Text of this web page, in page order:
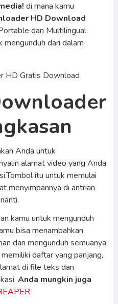
di mana kamu
HD Download
dan Multilingual.
mengunduh dari dalam
Anda untuk
alamat video yang Anda
itu untuk memulai
menyimpannya di antrian
kamu untuk mengunduh
bisa menambahkan
dan mengunduh semuanya
daftar yang panjang,
di file teks dan
Anda mungkin juga